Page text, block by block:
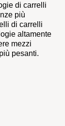
di carrelli
più
di carrelli
altamente
mezzi
pesanti.